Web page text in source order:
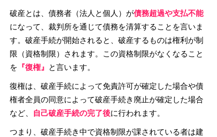
破産とは、債務者（法人と個人）が債務超過や支払不能
になって、裁判所を通じて債務を清算することを言いま
す。破産手続が開始されると、破産するものは権利が制
限（資格制限）されます。この資格制限がなくなること
を 『復権』 と言います。
復権は、破産手続によって免責許可が確定した場合や債
権者全員の同意によって破産手続き廃止が確定した場合
など、
自己破産手続の完了後に行われます。
つまり、破産手続き中で資格制限が課されている者は建